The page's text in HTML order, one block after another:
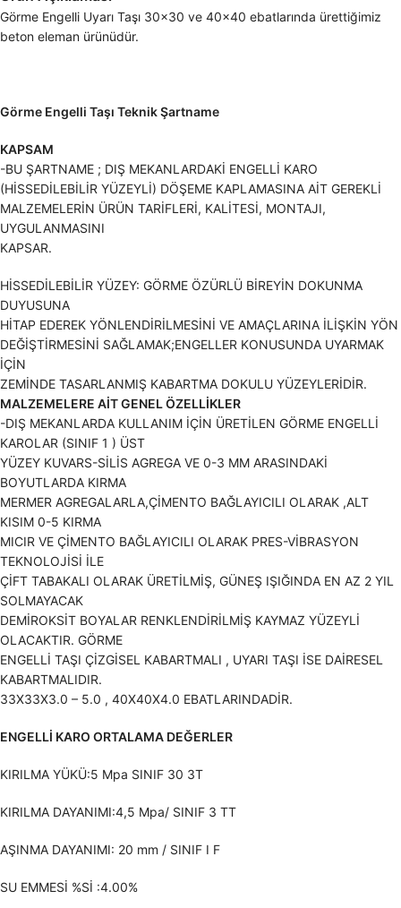
Görme Engelli Uyarı Taşı 30×30 ve 40×40 ebatlarında ürettiğimiz
beton eleman ürünüdür.
Görme Engelli Taşı Teknik Şartname
KAPSAM
-BU ŞARTNAME ; DIŞ MEKANLARDAKİ ENGELLİ KARO
(HİSSEDİLEBİLİR YÜZEYLİ) DÖŞEME KAPLAMASINA AİT GEREKLİ
MALZEMELERİN ÜRÜN TARİFLERİ, KALİTESİ, MONTAJI,
UYGULANMASINI
KAPSAR.
HİSSEDİLEBİLİR YÜZEY: GÖRME ÖZÜRLÜ BİREYİN DOKUNMA
DUYUSUNA
HİTAP EDEREK YÖNLENDİRİLMESİNİ VE AMAÇLARINA İLİŞKİN YÖN
DEĞİŞTİRMESİNİ SAĞLAMAK;ENGELLER KONUSUNDA UYARMAK
İÇİN
ZEMİNDE TASARLANMIŞ KABARTMA DOKULU YÜZEYLERİDİR.
MALZEMELERE AİT GENEL ÖZELLİKLER
-DIŞ MEKANLARDA KULLANIM İÇİN ÜRETİLEN GÖRME ENGELLİ
KAROLAR (SINIF 1 ) ÜST
YÜZEY KUVARS-SİLİS AGREGA VE 0-3 MM ARASINDAKİ
BOYUTLARDA KIRMA
MERMER AGREGALARLA,ÇİMENTO BAĞLAYICILI OLARAK ,ALT
KISIM 0-5 KIRMA
MICIR VE ÇİMENTO BAĞLAYICILI OLARAK PRES-VİBRASYON
TEKNOLOJİSİ İLE
ÇİFT TABAKALI OLARAK ÜRETİLMİŞ, GÜNEŞ IŞIĞINDA EN AZ 2 YIL
SOLMAYACAK
DEMİROKSİT BOYALAR RENKLENDİRİLMİŞ KAYMAZ YÜZEYLİ
OLACAKTIR. GÖRME
ENGELLİ TAŞI ÇİZGİSEL KABARTMALI , UYARI TAŞI İSE DAİRESEL
KABARTMALIDIR.
33X33X3.0 – 5.0 , 40X40X4.0 EBATLARINDADİR.
ENGELLİ KARO ORTALAMA DEĞERLER
KIRILMA YÜKÜ:5 Mpa SINIF 30 3T
KIRILMA DAYANIMI:4,5 Mpa/ SINIF 3 TT
AŞINMA DAYANIMI: 20 mm / SINIF I F
SU EMMESİ %Sİ :4.00%